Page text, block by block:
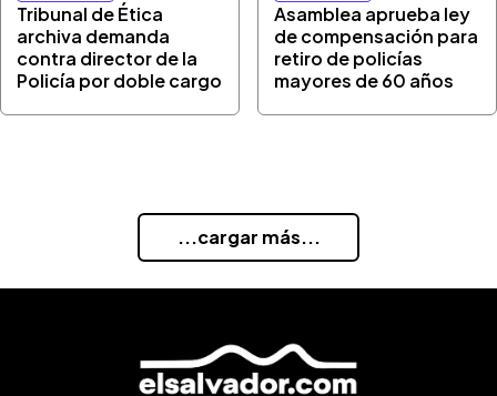
Tribunal de Ética
archiva demanda
contra director de la
Policía por doble cargo
Asamblea aprueba ley
de compensación para
retiro de policías
mayores de 60 años
...cargar más...